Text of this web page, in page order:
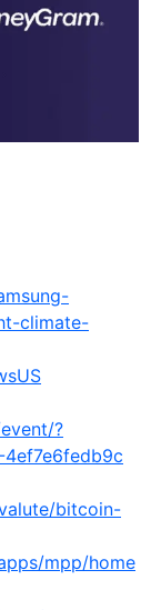
climate-
?
bitcoin-
mpp/home